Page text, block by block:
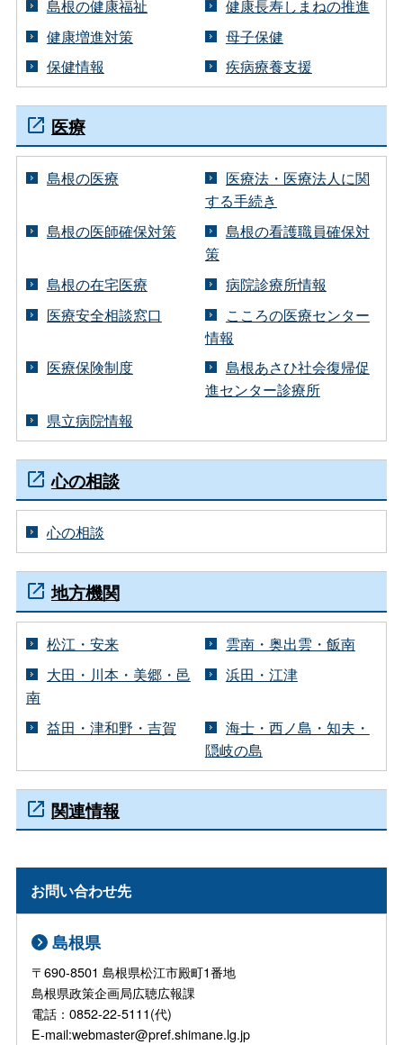
島根の健康福祉
健康長寿しまねの推進
健康増進対策
母子保健
保健情報
疾病療養支援
医療
島根の医療
医療法・医療法人に関
する手続き
島根の医師確保対策
島根の看護職員確保対
策
島根の在宅医療
病院診療所情報
医療安全相談窓口
こころの医療センター
情報
医療保険制度
島根あさひ社会復帰促
進センター診療所
県立病院情報
心の相談
心の相談
地方機関
松江・安来
雲南・奥出雲・飯南
大田・川本・美郷・邑
南
浜田・江津
益田・津和野・吉賀
海士・西ノ島・知夫・
隠岐の島
関連情報
お問い合わせ先
島根県
〒690-8501 島根県松江市殿町1番地
島根県政策企画局広聴広報課
電話：0852-22-5111(代)
E-mail:webmaster@pref.shimane.lg.jp